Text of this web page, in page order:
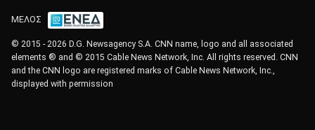
ΜΕΛΟΣ
© 2015 - 2026 D.G. Newsagency S.A. CNN name, logo and all associated
elements ® and © 2015 Cable News Network, Inc. All rights reserved. CNN
and the CNN logo are registered marks of Cable News Network, Inc.,
displayed with permission